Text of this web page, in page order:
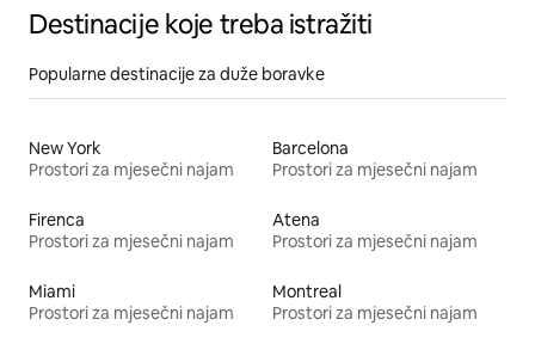
Destinacije koje treba istražiti
Popularne destinacije za duže boravke
New York
Prostori za mjesečni najam
Barcelona
Prostori za mjesečni najam
Firenca
Prostori za mjesečni najam
Atena
Prostori za mjesečni najam
Miami
Prostori za mjesečni najam
Montreal
Prostori za mjesečni najam